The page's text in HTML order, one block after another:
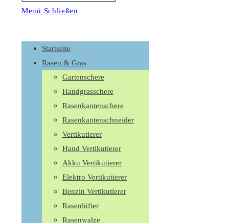
Menü Schließen
Button
einzuklappen
Startseite
Rasen & Gras
Gartenschere
Handgrasschere
Rasenkantenschere
Rasenkantenschneider
Vertikutierer
Hand Vertikutierer
Akku Vertikutierer
Elektro Vertikutierer
Benzin Vertikutierer
Rasenlüfter
Rasenwalze